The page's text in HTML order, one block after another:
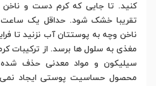
کنید. تا جایی که کرم دست و
تقریبا خشک شود. حداقل یک
ناخن وچه به پوستتان آب نزنید تا
مغذی به سلول ها برسد. از ترکیبات
سیلیکون و مواد معدنی حذف شده
محصول حساسیت پوستی ایجاد